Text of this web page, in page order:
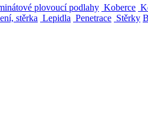
plovoucí podlahy Koberce
stěrka Lepidla Penetrace Stěrky